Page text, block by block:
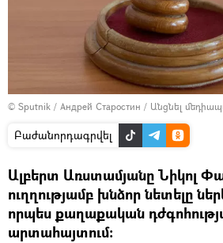
© Sputnik / Андрей Старостин / Անցնել
Բաժանորդագրվել
Ալբերտ Առստամյանը Նիկոլ
ուղղությամբ խնձոր նետելը
որպես քաղաքական
արտահայտում։